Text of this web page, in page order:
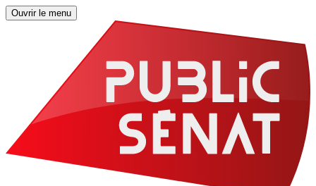
Ouvrir le menu